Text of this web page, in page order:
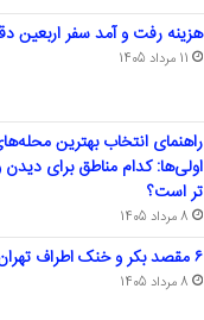
هزینه رفت و آمد سفر اربعین
11 مرداد 1405
راهنمای انتخاب بهترین
اولی‌ها: کدام مناطق برای
تر است؟
8 مرداد 1405
۶ مقصد بکر و خنک اطراف تهران
8 مرداد 1405